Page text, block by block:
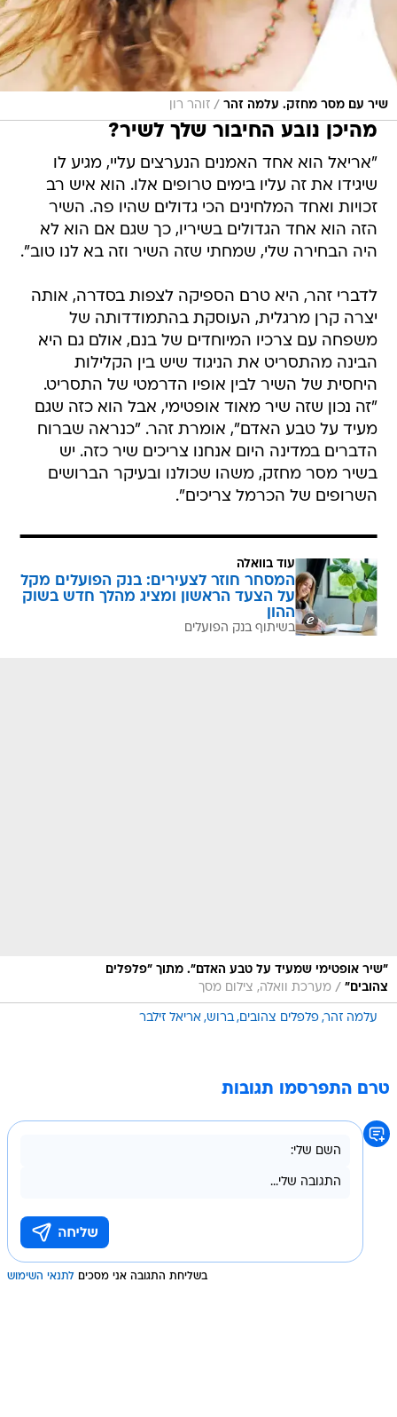
שיר עם מסר מחזק. עלמה זהר / זוהר רון
מהיכן נובע החיבור שלך לשיר?
"אריאל הוא אחד האמנים הנערצים עליי, מגיע לו
שיגידו את זה עליו בימים טרופים אלו. הוא איש רב
זכויות ואחד המלחינים הכי גדולים שהיו פה. השיר
הזה הוא אחד הגדולים בשיריו, כך שגם אם הוא לא
היה הבחירה שלי, שמחתי שזה השיר וזה בא לנו טוב".
לדברי זהר, היא טרם הספיקה לצפות בסדרה, אותה
יצרה קרן מרגלית, העוסקת בהתמודדותה של
משפחה עם צרכיו המיוחדים של בנם, אולם גם היא
הבינה מהתסריט את הניגוד שיש בין הקלילות
היחסית של השיר לבין אופיו הדרמטי של התסריט.
"זה נכון שזה שיר מאוד אופטימי, אבל הוא כזה שגם
מעיד על טבע האדם", אומרת זהר. "כנראה שברוח
הדברים במדינה היום אנחנו צריכים שיר כזה. יש
בשיר מסר מחזק, משהו שכולנו ובעיקר הברושים
השרופים של הכרמל צריכים".
עוד בוואלה
המסחר חוזר לצעירים: בנק הפועלים מקל
על הצעד הראשון ומציג מהלך חדש בשוק
ההון
בשיתוף בנק הפועלים
"שיר אופטימי שמעיד על טבע האדם". מתוך "פלפלים
צהובים" / מערכת וואלה, צילום מסך
עלמה זהר פלפלים צהובים ברוש אריאל זילבר
טרם התפרסמו תגובות
בשליחת התגובה אני מסכים לתנאי השימוש